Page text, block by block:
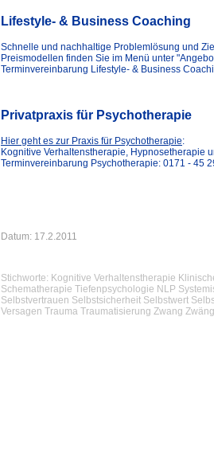
Lifestyle- & Business Coaching
Schnelle und nachhaltige Problemlösung und
Preismodellen finden Sie im Menü unter
Terminvereinbarung Lifestyle- & Business
Privatpraxis für Psychotherapie
Hier geht es zur Praxis für Psychotherapie:
Kognitive Verhaltenstherapie, Hypnosetherapie
Terminvereinbarung Psychotherapie: 0171 - 45
Datum: 17.2.2011
Stichworte: Kognitive Verhaltenstherapie
Schematherapie Tiefenpsychologie NLP
Selbstvertrauen Selbstsicherheit Selbstwert
Versagen Trauma Traumatisierung Zwang